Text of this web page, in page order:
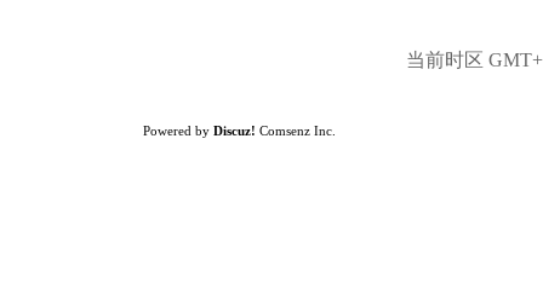
当前时区
Powered by Discuz! Comsenz Inc.